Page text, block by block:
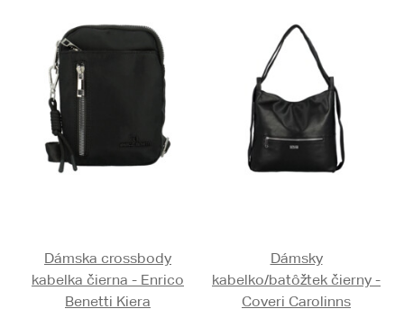
Dámska crossbody
kabelka čierna - Enrico
Benetti Kiera
Dámsky
kabelko/batôžtek čierny -
Coveri Carolinns